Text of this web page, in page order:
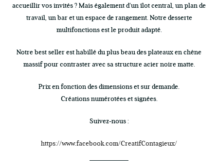
accueillir vos invités ? Mais également d’un îlot central, un plan de
travail, un bar et un espace de rangement. Notre desserte
multifonctions est le produit adapté.
Notre best seller est habillé du plus beau des plateaux en chêne
massif pour contraster avec sa structure acier noire matte.
Prix en fonction des dimensions et sur demande.
Créations numérotées et signées.
Suivez-nous :
https://www.facebook.com/CreatifContagieux/